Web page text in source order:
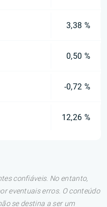
3,38 %
0,50 %
-0,72 %
12,26 %
confiáveis. No entanto,
eventuais erros. O conteúdo
se destina a ser um